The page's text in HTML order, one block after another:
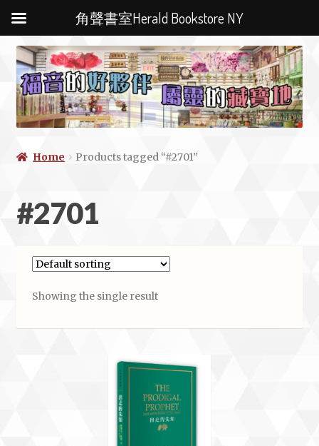
Home Products tagged “#2701”
#2701
Showing the single result
角聲書室Herald Bookstore NY